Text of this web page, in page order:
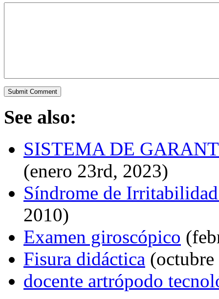
See also:
SISTEMA DE
(enero 23rd, 2023)
Síndrome de
2010)
Examen giroscópico
Fisura didáctica
docente artrópodo